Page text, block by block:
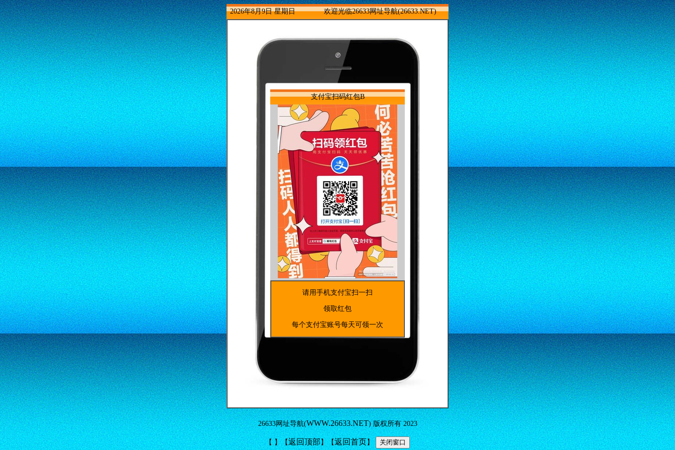
2026年8月9日 星期日 欢迎光临26633网址导航(26633.NET)
支付宝扫码红包B
请用手机支付宝扫一扫
领取红包
每个支付宝账号每天可领一次
26633网址导航(WWW.26633.NET) 版权所有 2023
【 】【返回顶部】 【返回首页】